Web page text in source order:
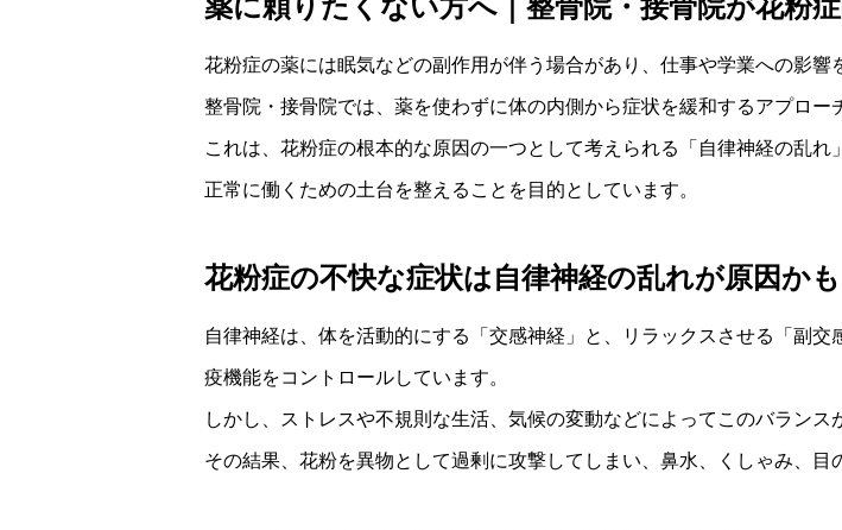
薬に頼りたくない方へ｜整骨院・接骨院が花粉
花粉症の薬には眠気などの副作用が伴う場合があり、仕事や学業への影響
整骨院・接骨院では、薬を使わずに体の内側から症状を緩和するアプロー
これは、花粉症の根本的な原因の一つとして考えられる「自律神経の乱
正常に働くための土台を整えることを目的としています。
花粉症の不快な症状は自律神経の乱れが原因か
自律神経は、体を活動的にする「交感神経」と、リラックスさせる「副
疫機能をコントロールしています。
しかし、ストレスや不規則な生活、気候の変動などによってこのバラン
その結果、花粉を異物として過剰に攻撃してしまい、鼻水、くしゃみ、